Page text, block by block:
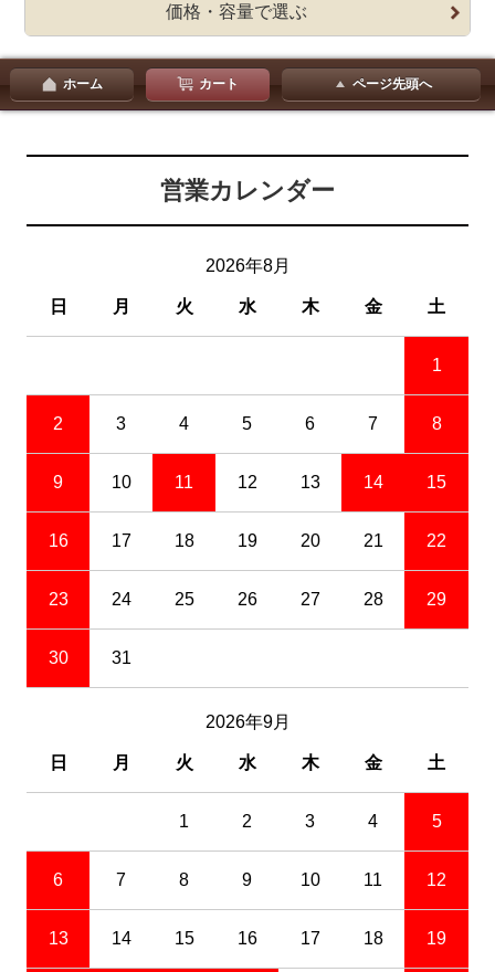
価格・容量で選ぶ
ホーム カート ページ先頭へ
営業カレンダー
2026年8月
日 月 火 水 木 金 土
1
2 3 4 5 6 7 8
9 10 11 12 13 14 15
16 17 18 19 20 21 22
23 24 25 26 27 28 29
30 31
2026年9月
日 月 火 水 木 金 土
1 2 3 4 5
6 7 8 9 10 11 12
13 14 15 16 17 18 19